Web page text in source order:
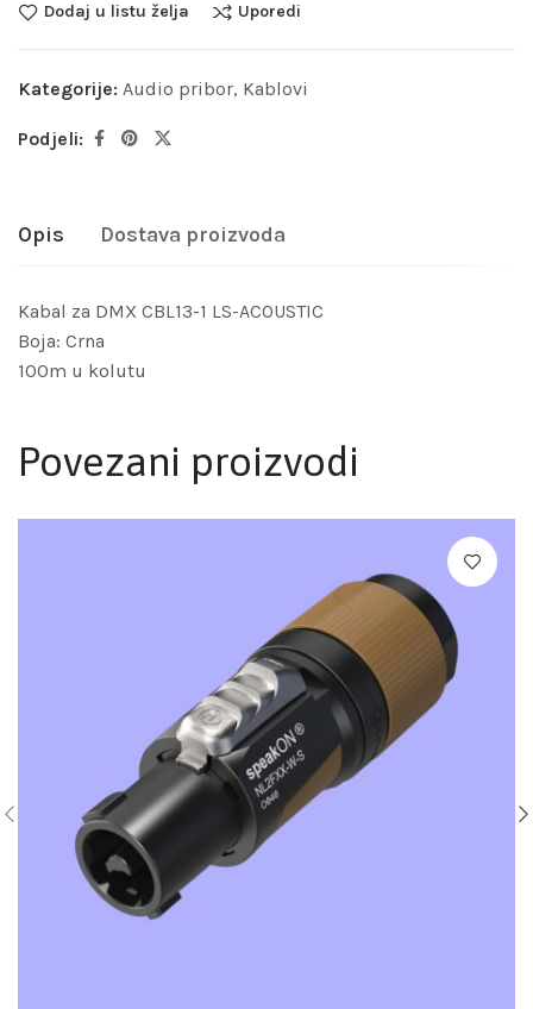
Dodaj u listu želja Uporedi
Kategorije: Audio pribor, Kablovi
Podjeli:
Opis Dostava proizvoda
Kabal za DMX CBL13-1 LS-ACOUSTIC
Boja: Crna
100m u kolutu
Povezani proizvodi